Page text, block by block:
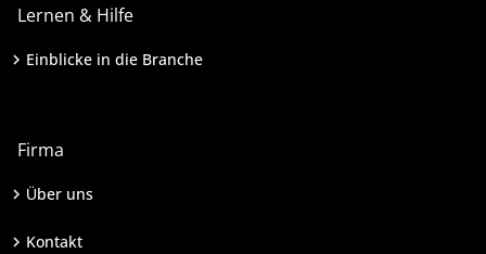
Lernen & Hilfe
Einblicke in die Branche
Firma
Über uns
Kontakt